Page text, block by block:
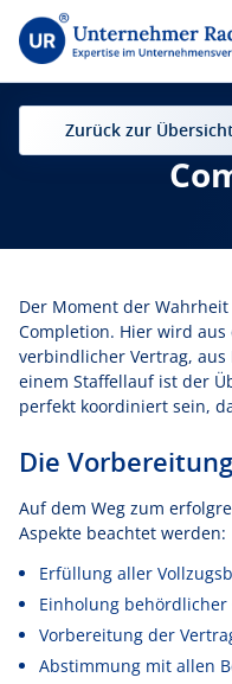
Zurück zur
Der Moment der
Completion. Hier wird aus
verbindlicher Vertrag,
einem Staffellauf ist der
perfekt koordiniert sein,
Die
Auf dem Weg zum
Aspekte beachtet werden:
Erfüllung aller
Einholung behördlicher
Vorbereitung der
Abstimmung mit allen